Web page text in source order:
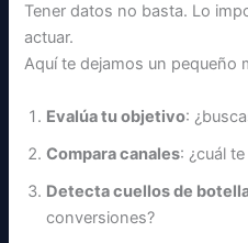
Tener datos no basta. Lo
actuar.
Aquí te dejamos un pequeño
Evalúa tu objetivo:
Compara canales: ¿cuál
Detecta cuellos de
conversiones?